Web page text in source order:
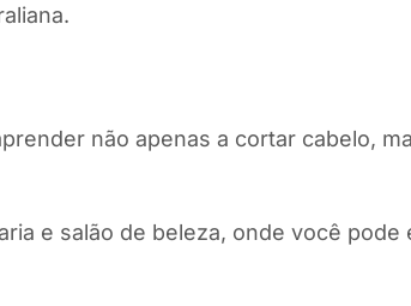
não apenas a cortar cabelo,
e salão de beleza, onde você